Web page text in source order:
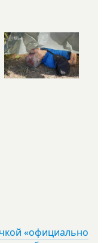
«официально